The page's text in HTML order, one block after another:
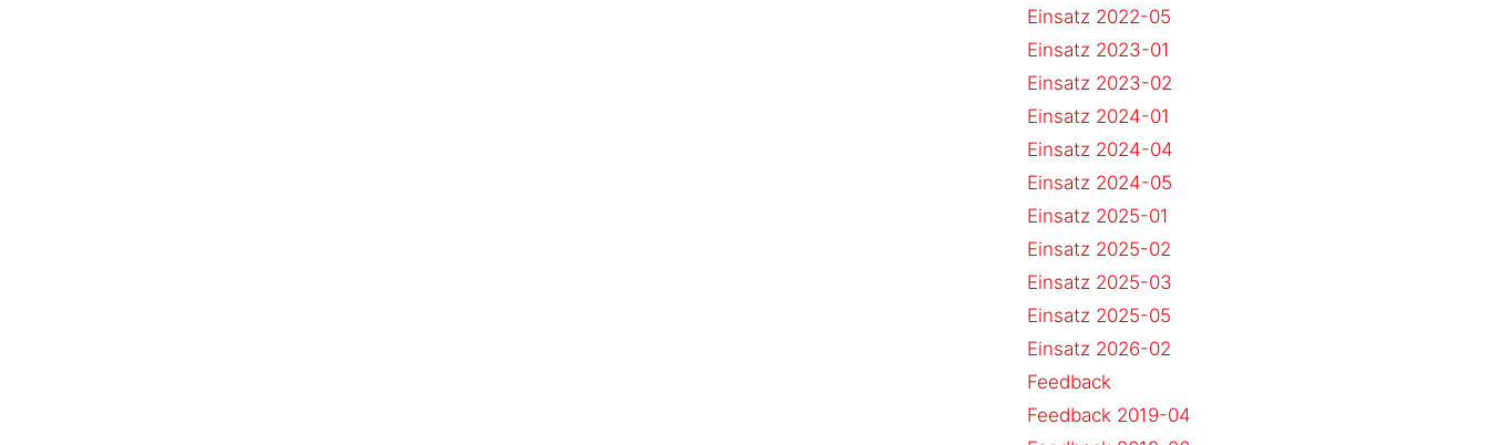
Einsatz 2022-05
Einsatz 2023-01
Einsatz 2023-02
Einsatz 2024-01
Einsatz 2024-04
Einsatz 2024-05
Einsatz 2025-01
Einsatz 2025-02
Einsatz 2025-03
Einsatz 2025-05
Einsatz 2026-02
Feedback
Feedback 2019-04